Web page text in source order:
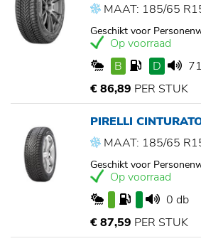
MAAT: 185/65
Geschikt voor
Op voorraad
B
D
€ 86,89 PER STUK
PIRELLI
MAAT: 185/65
Geschikt voor
Op voorraad
0 db
€ 87,59 PER STUK